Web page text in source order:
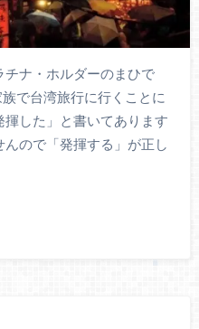
チナ・ホルダーのまひで
で台湾旅行に行くことに
した」と書いてあります
ので「発揮する」が正し